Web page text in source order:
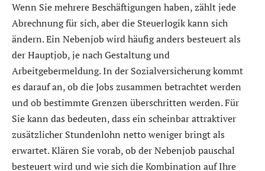
Wenn Sie mehrere Beschäftigungen haben, zählt jede
Abrechnung für sich, aber die Steuerlogik kann sich
ändern. Ein Nebenjob wird häufig anders besteuert als
der Hauptjob, je nach Gestaltung und
Arbeitgebermeldung. In der Sozialversicherung kommt
es darauf an, ob die Jobs zusammen betrachtet werden
und ob bestimmte Grenzen überschritten werden. Für
Sie kann das bedeuten, dass ein scheinbar attraktiver
zusätzlicher Stundenlohn netto weniger bringt als
erwartet. Klären Sie vorab, ob der Nebenjob pauschal
besteuert wird und wie sich die Kombination auf Ihre